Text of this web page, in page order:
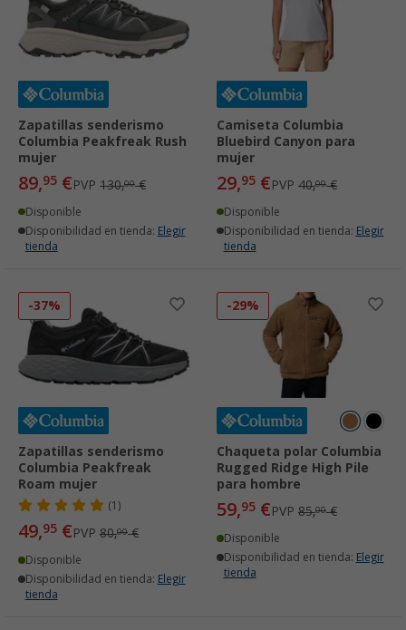
Zapatillas senderismo
Columbia Peakfreak Rush
mujer
89,95 €PVP 130,00€
Disponible
Disponibilidad en tienda: Elegir
tienda
Camiseta Columbia
Bluebird Canyon para
mujer
29,95 €PVP 40,00€
Disponible
Disponibilidad en tienda: Elegir
tienda
-37%
Zapatillas senderismo
Columbia Peakfreak
Roam mujer
(1)
49,95 €PVP 80,00€
Disponible
Disponibilidad en tienda: Elegir
tienda
-29%
Chaqueta polar Columbia
Rugged Ridge High Pile
para hombre
59,95 €PVP 85,00€
Disponible
Disponibilidad en tienda: Elegir
tienda